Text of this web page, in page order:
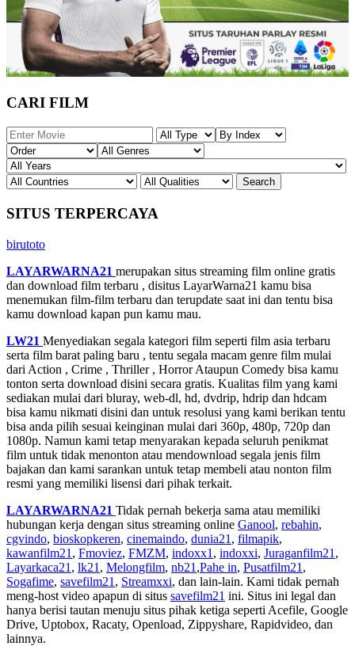
CARI FILM
SITUS TERPERCAYA
birutoto
LAYARWARNA21 merupakan situs streaming film online gratis
dan download film terbaru , disitus LayarWarna21 kamu bisa
menemukan film-film terbaru dan terupdate saat ini dan tentu bisa
kamu download kapan pun kamu mau.
LW21 Menyediakan segala kategori film seperti film asia terbaru
serta film barat paling baru , tentu segala macam genre film mulai
dari Action , Crime , Thriller , Horror Ataupun Comedy bisa kamu
tonton serta download disini secara gratis. Kualitas film yang kami
sediakan mulai dari bluray, web-dl, hd, dvdrip, hdrip dan hdcam
bisa kamu nikmati disini dan untuk resolusi yang kami berikan tentu
bisa anda pilih sesuai keinginan mulai dari 360p, 480p, 720p dan
1080p. Namun kami tetap menyarakan kepada seluruh penikmat
film untuk tidak menonton atau mendownload segala jenis film
bajakan dan kami sarankan untuk tetap membeli atau nonton film
resmi yang memiliki lisensi dari pihak terkait.
LAYARWARNA21 Tidak pernah bekerja sama atau memiliki
hubungan kerja dengan situs streaming online Ganool, rebahin,
cgvindo, bioskopkeren, cinemaindo, dunia21 , filmapik,
kawanfilm21 , Fmoviez, FMZM, indoxx1 , indoxxi, Juraganfilm21 ,
Layarkaca21 , lk21 , Melongfilm, nb21 ,Pahe in, Pusatfilm21 ,
Sogafime, savefilm21 , Streamxxi, dan lain-lain. Kami tidak pernah
meng-host video apapun di situs savefilm21 ini. Situs ini legal dan
hanya berisi tautan menuju situs pihak ketiga seperti Acefile, Google
Drive, Uptobox, Racaty, Openload, Zippyshare, Rapidvideo, dan
lainnya.